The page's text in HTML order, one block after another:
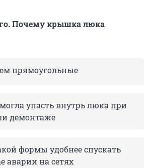
Почему крышка люка
прямоугольные
упасть внутрь люка при
демонтаже
формы удобнее спускать
аварии на сетях